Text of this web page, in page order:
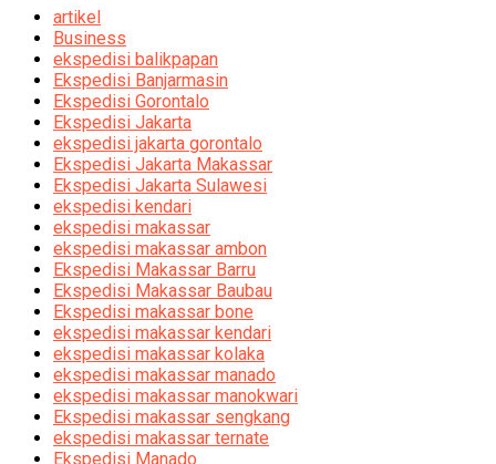
artikel
Business
ekspedisi balikpapan
Ekspedisi Banjarmasin
Ekspedisi Gorontalo
Ekspedisi Jakarta
ekspedisi jakarta gorontalo
Ekspedisi Jakarta Makassar
Ekspedisi Jakarta Sulawesi
ekspedisi kendari
ekspedisi makassar
ekspedisi makassar ambon
Ekspedisi Makassar Barru
Ekspedisi Makassar Baubau
Ekspedisi makassar bone
ekspedisi makassar kendari
ekspedisi makassar kolaka
ekspedisi makassar manado
ekspedisi makassar manokwari
Ekspedisi makassar sengkang
ekspedisi makassar ternate
Ekspedisi Manado